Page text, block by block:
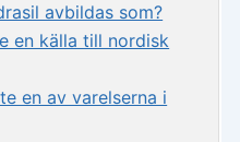
avbildas som?
en källa till nordisk
en av varelserna i